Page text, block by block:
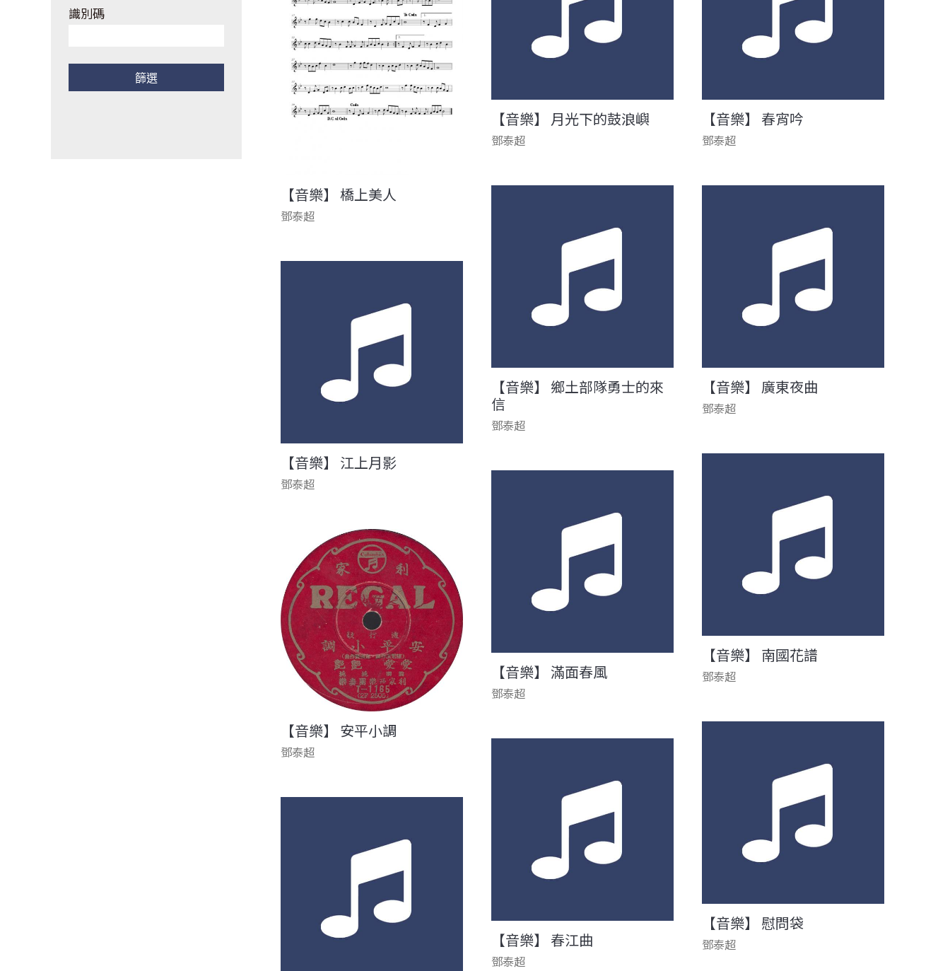
【音樂】 橋上美人
鄧泰超
【音樂】 月光下的鼓浪嶼
鄧泰超
【音樂】 春宵吟
鄧泰超
【音樂】 鄉土部隊勇士的來
信
鄧泰超
【音樂】 廣東夜曲
鄧泰超
【音樂】 江上月影
鄧泰超
【音樂】 南國花譜
鄧泰超
【音樂】 滿面春風
鄧泰超
【音樂】 安平小調
鄧泰超
【音樂】 慰問袋
鄧泰超
【音樂】 春江曲
鄧泰超
識別碼